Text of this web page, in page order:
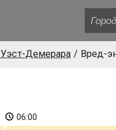
Демерара Вред-
06:00